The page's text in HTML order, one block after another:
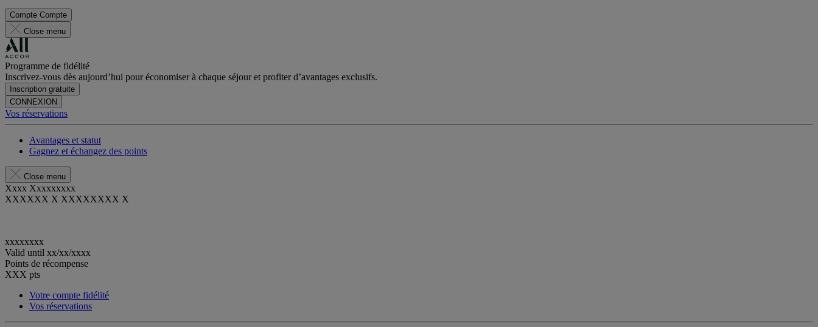
Compte Compte
Close menu
Programme de fidélité
Inscrivez-vous dès aujourd’hui pour économiser à chaque séjour et profiter d’avantages exclusifs.
Inscription gratuite
CONNEXION
Vos réservations
Avantages et statut
Gagnez et échangez des points
Close menu
Xxxx Xxxxxxxxx
XXXXXX X XXXXXXXX X
xxxxxxxx
Valid until xx/xx/xxxx
Points de récompense
XXX pts
Votre compte fidélité
Vos réservations